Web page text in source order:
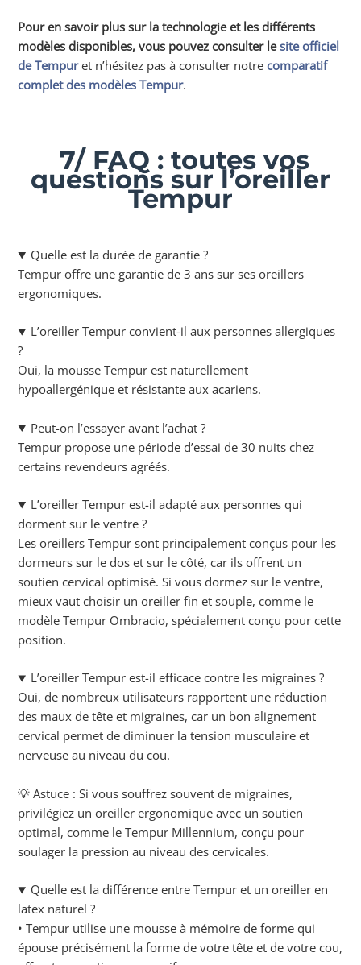
Pour en savoir plus sur la technologie et les différents
modèles disponibles, vous pouvez consulter lesite officiel
de Tempuret n’hésitez pas à consulter notrecomparatif
complet des modèles Tempur.
7/ FAQ : toutes vos
questions sur l’oreiller
Tempur
Quelle est la durée de garantie ?
Tempur offre une garantie de 3 ans sur ses oreillers
ergonomiques.
L’oreiller Tempur convient-il aux personnes allergiques
?
Oui, la mousse Tempur est naturellement
hypoallergénique et résistante aux acariens.
Peut-on l’essayer avant l’achat ?
Tempur propose une période d’essai de 30 nuits chez
certains revendeurs agréés.
L’oreiller Tempur est-il adapté aux personnes qui
dorment sur le ventre ?
Les oreillers Tempur sont principalement conçus pour les
dormeurs sur le dos et sur le côté, car ils offrent un
soutien cervical optimisé. Si vous dormez sur le ventre,
mieux vaut choisir un oreiller fin et souple, comme le
modèle Tempur Ombracio, spécialement conçu pour cette
position.
L’oreiller Tempur est-il efficace contre les migraines ?
Oui, de nombreux utilisateurs rapportent une réduction
des maux de tête et migraines, car un bon alignement
cervical permet de diminuer la tension musculaire et
nerveuse au niveau du cou.
💡 Astuce : Si vous souffrez souvent de migraines,
privilégiez un oreiller ergonomique avec un soutien
optimal, comme le Tempur Millennium, conçu pour
soulager la pression au niveau des cervicales.
Quelle est la différence entre Tempur et un oreiller en
latex naturel ?
• Tempur utilise une mousse à mémoire de forme qui
épouse précisément la forme de votre tête et de votre cou,